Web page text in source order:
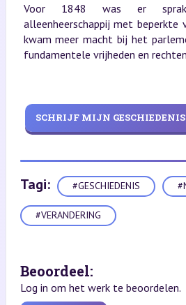
Voor 1848 was er
alleenheerschappij met beperkte
kwam meer macht bij het
fundamentele vrijheden en
SCHRIJF MIJN
Tagi: #GESCHIEDENIS
#VERANDERING
Beoordeel:
Log in om het werk te beoordelen.